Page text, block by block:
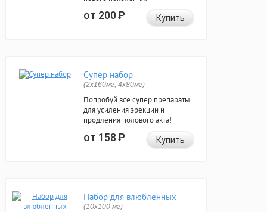
от 200Р Купить
Супер набор
(2х160мг, 4х80мг)
Попробуй все супер препараты
для усиления эрекции и
продления полового акта!
от 158Р Купить
Набор для влюбленных
(10х100 мг)